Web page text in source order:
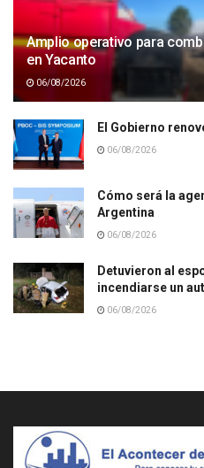
Amplio operativo para
en Yacanto
06/08/2026
El Gobierno
06/08/2026
Cómo será la
Argentina
06/08/2026
Detuvieron al
incendiarse un
06/08/2026